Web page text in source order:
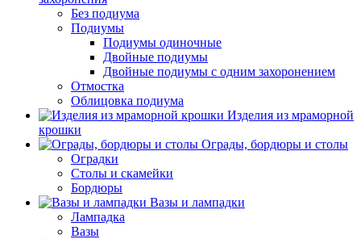
Без подиума
Подиумы
Подиумы одиночные
Двойные подиумы
Двойные подиумы с одним захоронением
Отмостка
Облицовка подиума
Изделия из мраморной
крошки
Ограды, бордюры и столы
Оградки
Столы и скамейки
Бордюры
Вазы и лампадки
Лампадка
Вазы